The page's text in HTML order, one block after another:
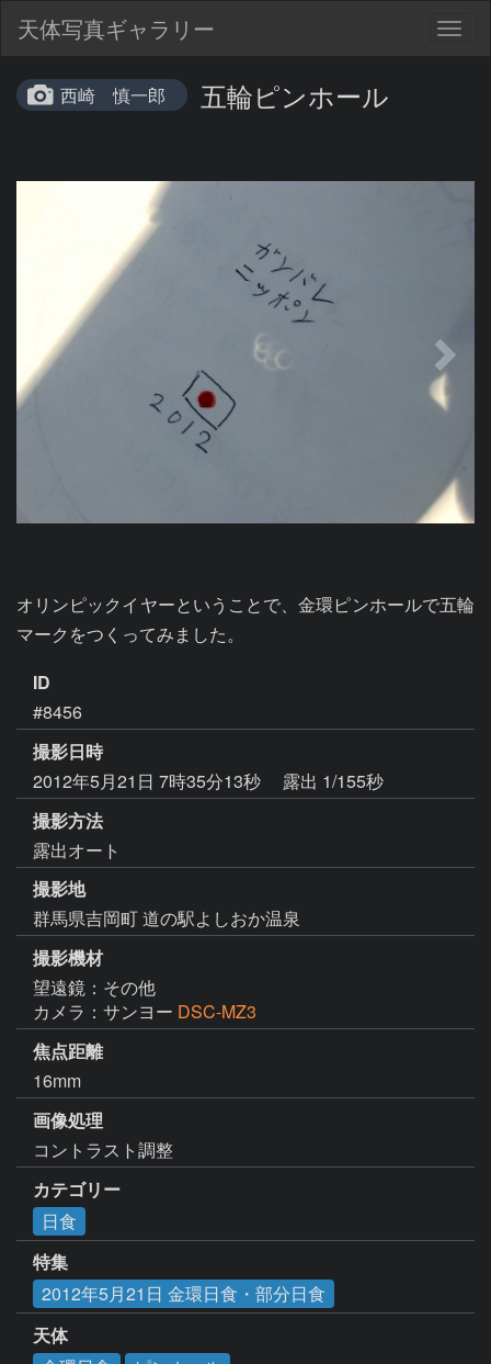
天体写真ギャラリー
西崎 慎一郎 五輪ピンホール
オリンピックイヤーということで、金環ピンホールで五輪
マークをつくってみました。
ID
#8456
撮影日時
2012年5月21日 7時35分13秒
露出 1/155秒
撮影方法
露出オート
撮影地
群馬県吉岡町 道の駅よしおか温泉
撮影機材
望遠鏡：その他
カメラ：サンヨー DSC-MZ3
焦点距離
16mm
画像処理
コントラスト調整
カテゴリー
日食
特集
2012年5月21日 金環日食・部分日食
天体